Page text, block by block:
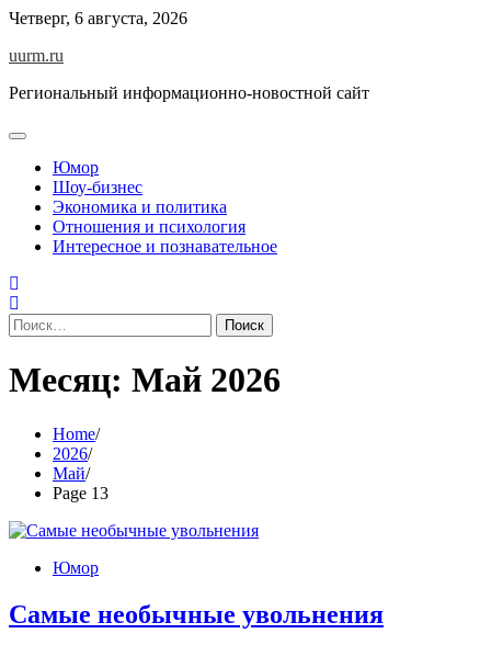
Skip
content
Четверг, 6 августа, 2026
uurm.ru
Региональный информационно-новостной сайт
Юмор
Шоу-бизнес
Экономика и политика
Отношения и психология
Интересное и познавательное
Найти:
Месяц: Май 2026
Home
2026
Май
Page 13
Юмор
Самые необычные увольнения